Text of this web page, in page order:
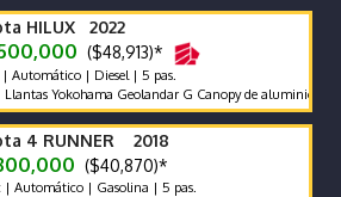
HILUX 2022
($48,913)*
Automático | Diesel | 5 pas.
Yokohama Geolandar G Canopy de aluminio Snorkel
4 RUNNER 2018
($40,870)*
Automático | Gasolina | 5 pas.